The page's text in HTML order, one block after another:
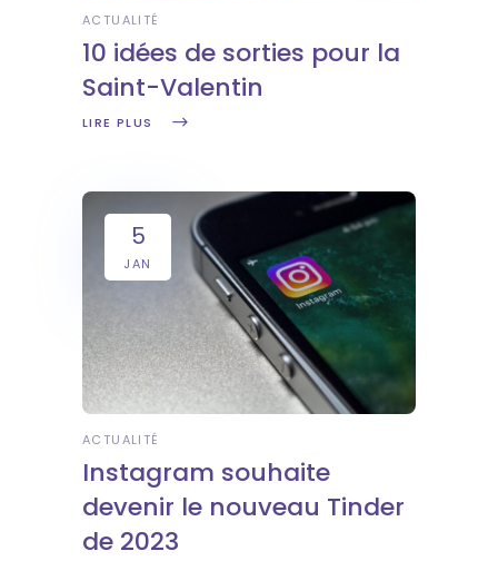
ACTUALITÉ
10 idées de sorties pour la
Saint-Valentin
LIRE PLUS
5
JAN
ACTUALITÉ
Instagram souhaite
devenir le nouveau Tinder
de 2023